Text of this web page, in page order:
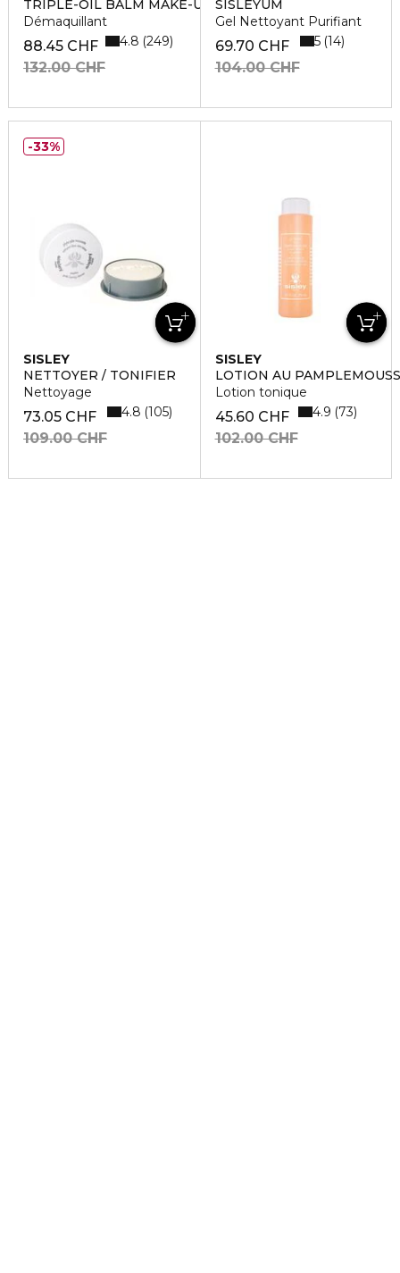
TRIPLE-OIL BALM MAKE-UP REMOVER & CLEANSER
Démaquillant
88.45 CHF
132.00 CHF
4.8 249
SISLEYUM
Gel Nettoyant Purifiant
69.70 CHF
104.00 CHF
5 14
SISLEY
NETTOYER / TONIFIER
Nettoyage
73.05 CHF
109.00 CHF
4.8 105
33%
SISLEY
LOTION AU
Lotion tonique
45.60 CHF
102.00 CHF
4.9 73